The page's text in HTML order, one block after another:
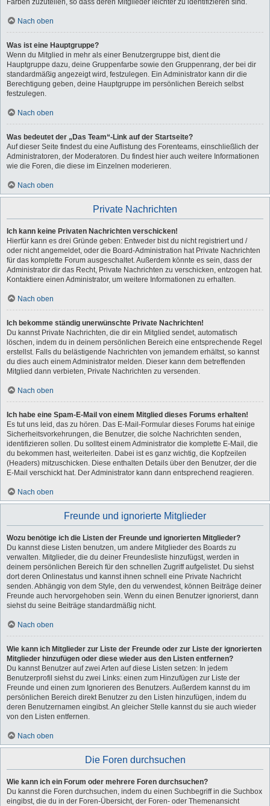
Farben zuzuteilen, so dass deren Mitglieder leichter zu identifizieren sind.
Nach oben
Was ist eine Hauptgruppe?
Wenn du Mitglied in mehr als einer Benutzergruppe bist, dient die
Hauptgruppe dazu, deine Gruppenfarbe sowie den Gruppenrang, der bei dir
standardmäßig angezeigt wird, festzulegen. Ein Administrator kann dir die
Berechtigung geben, deine Hauptgruppe im persönlichen Bereich selbst
festzulegen.
Nach oben
Was bedeutet der „Das Team“-Link auf der Startseite?
Auf dieser Seite findest du eine Auflistung des Forenteams, einschließlich der
Administratoren, der Moderatoren. Du findest hier auch weitere Informationen
wie die Foren, die diese im Einzelnen moderieren.
Nach oben
Private Nachrichten
Ich kann keine Privaten Nachrichten verschicken!
Hierfür kann es drei Gründe geben: Entweder bist du nicht registriert und /
oder nicht angemeldet, oder die Board-Administration hat Private Nachrichten
für das komplette Forum ausgeschaltet. Außerdem könnte es sein, dass der
Administrator dir das Recht, Private Nachrichten zu verschicken, entzogen hat.
Kontaktiere einen Administrator, um weitere Informationen zu erhalten.
Nach oben
Ich bekomme ständig unerwünschte Private Nachrichten!
Du kannst Private Nachrichten, die dir ein Mitglied sendet, automatisch
löschen, indem du in deinem persönlichen Bereich eine entsprechende Regel
erstellst. Falls du belästigende Nachrichten von jemandem erhältst, so kannst
du dies auch einem Administrator melden. Dieser kann dem betreffenden
Mitglied dann verbieten, Private Nachrichten zu versenden.
Nach oben
Ich habe eine Spam-E-Mail von einem Mitglied dieses Forums erhalten!
Es tut uns leid, das zu hören. Das E-Mail-Formular dieses Forums hat einige
Sicherheitsvorkehrungen, die Benutzer, die solche Nachrichten senden,
identifizieren sollen. Du solltest einem Administrator die komplette E-Mail, die
du bekommen hast, weiterleiten. Dabei ist es ganz wichtig, die Kopfzeilen
(Headers) mitzuschicken. Diese enthalten Details über den Benutzer, der die
E-Mail verschickt hat. Der Administrator kann dann entsprechend reagieren.
Nach oben
Freunde und ignorierte Mitglieder
Wozu benötige ich die Listen der Freunde und ignorierten Mitglieder?
Du kannst diese Listen benutzen, um andere Mitglieder des Boards zu
verwalten. Mitglieder, die du deiner Freundesliste hinzufügst, werden in
deinem persönlichen Bereich für den schnellen Zugriff aufgelistet. Du siehst
dort deren Onlinestatus und kannst ihnen schnell eine Private Nachricht
senden. Abhängig von dem Style, den du verwendest, können Beiträge deiner
Freunde auch hervorgehoben sein. Wenn du einen Benutzer ignorierst, dann
siehst du seine Beiträge standardmäßig nicht.
Nach oben
Wie kann ich Mitglieder zur Liste der Freunde oder zur Liste der ignorierten
Mitglieder hinzufügen oder diese wieder aus den Listen entfernen?
Du kannst Benutzer auf zwei Arten auf diese Listen setzen: In jedem
Benutzerprofil siehst du zwei Links: einen zum Hinzufügen zur Liste der
Freunde und einen zum Ignorieren des Benutzers. Außerdem kannst du im
persönlichen Bereich direkt Benutzer zu den Listen hinzufügen, indem du
deren Benutzernamen eingibst. An gleicher Stelle kannst du sie auch wieder
von den Listen entfernen.
Nach oben
Die Foren durchsuchen
Wie kann ich ein Forum oder mehrere Foren durchsuchen?
Du kannst die Foren durchsuchen, indem du einen Suchbegriff in die Suchbox
eingibst, die du in der Foren-Übersicht, der Foren- oder Themenansicht